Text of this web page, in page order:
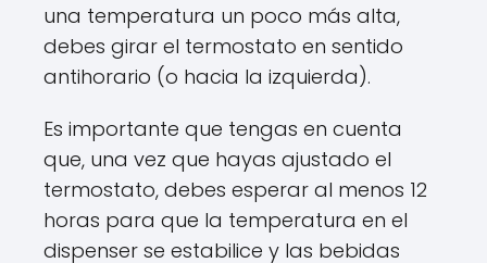
una temperatura un poco más alta,
debes girar el termostato en sentido
antihorario (o hacia la izquierda).
Es importante que tengas en cuenta
que, una vez que hayas ajustado el
termostato, debes esperar al menos 12
horas para que la temperatura en el
dispenser se estabilice y las bebidas